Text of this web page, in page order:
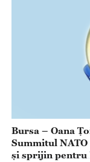
Bursa – Oana
Summitul
şi sprijin pentru